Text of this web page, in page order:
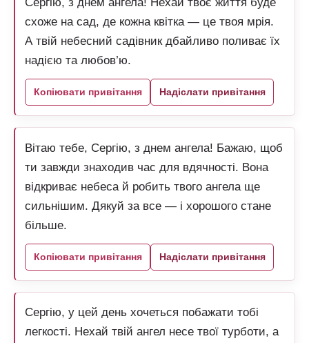
схоже на сад, де кожна квітка — це твоя мрія.
А твій небесний садівник дбайливо поливає їх
надією та любов’ю.
Копіювати привітання Надіслати привітання
Вітаю тебе, Сергію, з днем ангела! Бажаю, щоб
ти завжди знаходив час для вдячності. Вона
відкриває небеса й робить твого ангела ще
сильнішим. Дякуй за все — і хорошого стане
більше.
Копіювати привітання Надіслати привітання
Сергію, у цей день хочеться побажати тобі
легкості. Нехай твій ангел несе твої турботи, а